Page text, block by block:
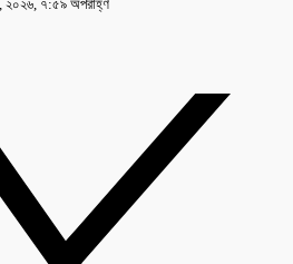
২০২৬, ৭:৫৯ অপরাহ্ণ